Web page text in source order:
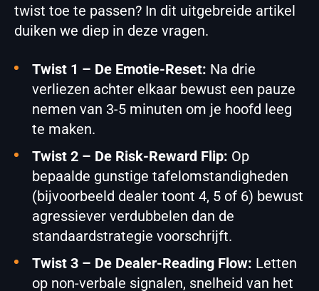
twist toe te passen? In dit uitgebreide artikel
duiken we diep in deze vragen.
Twist 1 – De Emotie-Reset: Na drie
verliezen achter elkaar bewust een pauze
nemen van 3-5 minuten om je hoofd leeg
te maken.
Twist 2 – De Risk-Reward Flip: Op
bepaalde gunstige tafelomstandigheden
(bijvoorbeeld dealer toont 4, 5 of 6) bewust
agressiever verdubbelen dan de
standaardstrategie voorschrijft.
Twist 3 – De Dealer-Reading Flow: Letten
op non-verbale signalen, snelheid van het